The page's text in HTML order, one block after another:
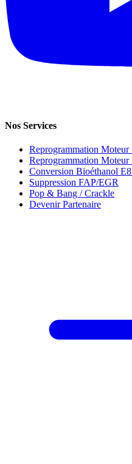
Nos Services
Reprogrammation Moteur
Reprogrammation Moteur
Conversion Bioéthanol
Suppression FAP/EGR
Pop & Bang / Crackle
Devenir Partenaire